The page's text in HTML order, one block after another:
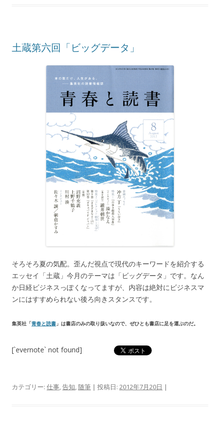
土蔵第六回「ビッグデータ」
そろそろ夏の気配。歪んだ視点で現代のキーワードを紹介する
エッセイ「土蔵」今月のテーマは「ビッグデータ」です。なん
か日経ビジネスっぽくなってますが、内容は絶対にビジネスマ
ンにはすすめられない後ろ向きスタンスです。
集英社「青春と読書 」は書店のみの取り扱いなので、ぜひとも書店に足を運ぶのだ。
[`evernote` not found]
カテゴリー: 仕事 告知 随筆 | 投稿日: 2012年7月20日 |